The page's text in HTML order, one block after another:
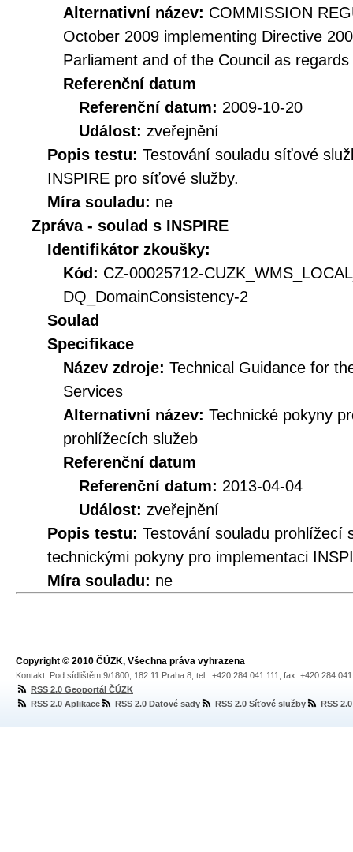
Alternativní název: COMMISSION
October 2009 implementing Directive
Parliament and of the Council as
Referenční datum
Referenční datum: 2009-10-20
Událost: zveřejnění
Popis testu: Testování souladu síťové
INSPIRE pro síťové služby.
Míra souladu: ne
Zpráva - soulad s INSPIRE
Identifikátor zkoušky:
Kód: CZ-00025712-
DQ_DomainConsistency-2
Soulad
Specifikace
Název zdroje: Technical Guidance for
Services
Alternativní název: Technické pokyny
prohlížecích služeb
Referenční datum
Referenční datum: 2013-04-04
Událost: zveřejnění
Popis testu: Testování souladu prohlížecí
technickými pokyny pro implementaci
Míra souladu: ne
Copyright © 2010 ČÚZK, Všechna práva vyhrazena
Kontakt: Pod sídlištěm 9/1800, 182 11 Praha 8, tel.: +420 284 041 111, fax: +420 284
RSS 2.0 Geoportál ČÚZK
RSS 2.0 Aplikace
RSS 2.0 Datové sady RSS 2.0 Síťové služby RSS